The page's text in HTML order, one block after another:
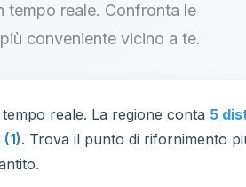
tempo reale. Confronta le
conveniente vicino a te.
reale. La regione conta 5
. Trova il punto di rifornimento